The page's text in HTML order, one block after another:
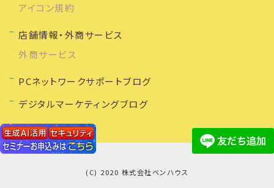
アイコン規約
店舗情報・外商サービス
外商サービス
PCネットワークサポートブログ
デジタルマーケティングブログ
(C) 2020 株式会社ベンハウス